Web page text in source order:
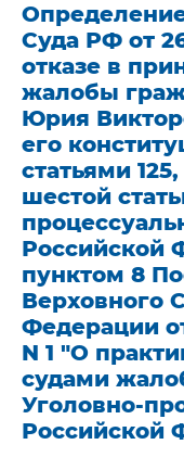
Суда РФ от
отказе в
жалобы
Юрия
его
статьями
шестой
Российской
пунктом 8
Верховного
Федерации
N 1 "О
судами
Уголовно-
Российской